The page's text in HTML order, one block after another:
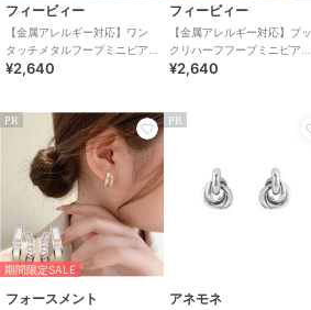
フィービィー
【金属アレルギー対応】ワン
タッチメタルフープミニピア
ス ゴールド/サージカルステ
¥2,640
フィービィー
【金属アレルギー対応】プッ
クリハーフフープミニピア
ス ゴールド/サージカルステ
¥2,640
PR
期間限定SALE
フォースメント
PR
アネモネ